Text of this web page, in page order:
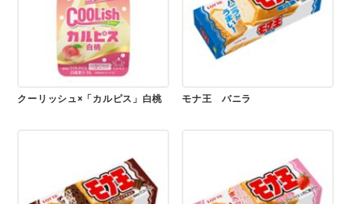
クーリッシュ×「カルピス」白桃 モナ王 バニラ